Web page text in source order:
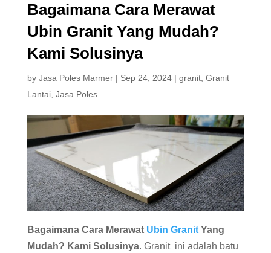
Bagaimana Cara Merawat
Ubin Granit Yang Mudah?
Kami Solusinya
by Jasa Poles Marmer| Sep 24, 2024| granit, Granit
Lantai, Jasa Poles
Bagaimana Cara Merawat Ubin GranitYang
Mudah? Kami Solusinya. Granit ini adalah batu